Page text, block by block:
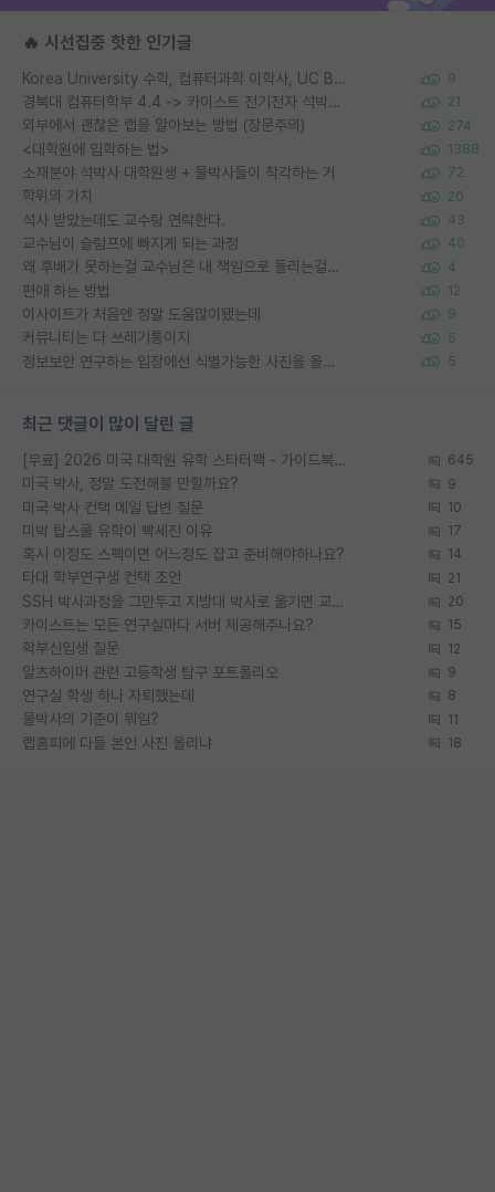
🔥 시선집중 핫한 인기글
Korea University 수학, 컴퓨터과학 이학사, UC Berkeley 산업공학 대학원 공학박사가 되는 것은 쉽지 않겠죠? 9
경북대 컴퓨터학부 4.4 -> 카이스트 전기전자 석박사통합과정 합격 21
외부에서 괜찮은 랩을 알아보는 방법 (장문주의) 274
<대학원에 입학하는 법> 1388
소재분야 석박사 대학원생 + 물박사들이 착각하는 거 72
학위의 가치 20
석사 받았는데도 교수랑 연락한다. 43
교수님이 슬럼프에 빠지게 되는 과정 40
왜 후배가 못하는걸 교수님은 내 책임으로 돌리는걸까요? 4
편애 하는 방법 12
이사이트가 처음엔 정말 도움많이됐는데 9
커뮤니티는 다 쓰레기통이지 5
정보보안 연구하는 입장에선 식별가능한 사진을 올리는건 비추이긴함 5
최근 댓글이 많이 달린 글
[무료] 2026 미국 대학원 유학 스타터팩 - 가이드북 & 합격자 컨택메일 템플릿 645
미국 박사, 정말 도전해볼 만할까요? 9
미국 박사 컨택 메일 답변 질문 10
미박 탑스쿨 유학이 빡세진 이유 17
혹시 이정도 스펙이면 어느정도 잡고 준비해야하나요? 14
타대 학부연구생 컨택 조언 21
SSH 박사과정을 그만두고 지방대 박사로 옮기면 교수의 꿈은 끝일까요? 20
카이스트는 모든 연구실마다 서버 제공해주나요? 15
학부신입생 질문 12
알츠하이머 관련 고등학생 탐구 포트폴리오 9
연구실 학생 하나 자퇴했는데 8
물박사의 기준이 뭐임? 11
랩홈피에 다들 본인 사진 올리냐 18